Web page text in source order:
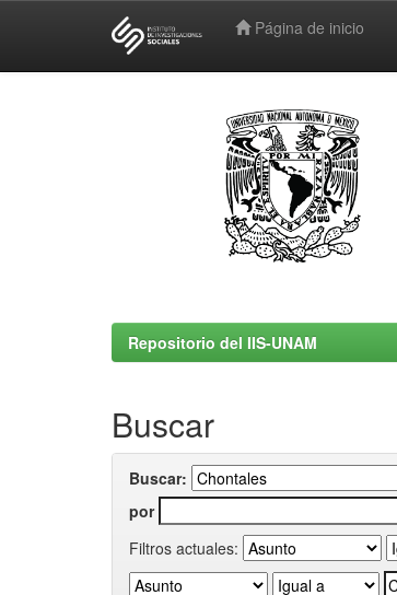
Página de inicio
Repositorio del IIS-UNAM
Buscar
Buscar:
por
Filtros actuales: